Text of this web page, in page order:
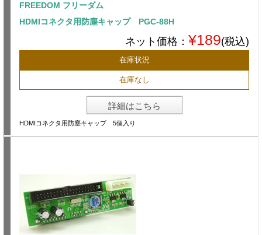
FREEDOM フリーダム
HDMIコネクタ用防塵キャップ PGC-88H
ネット価格： ¥189(税込)
在庫状況
在庫なし
詳細はこちら
HDMIコネクタ用防塵キャップ 5個入り